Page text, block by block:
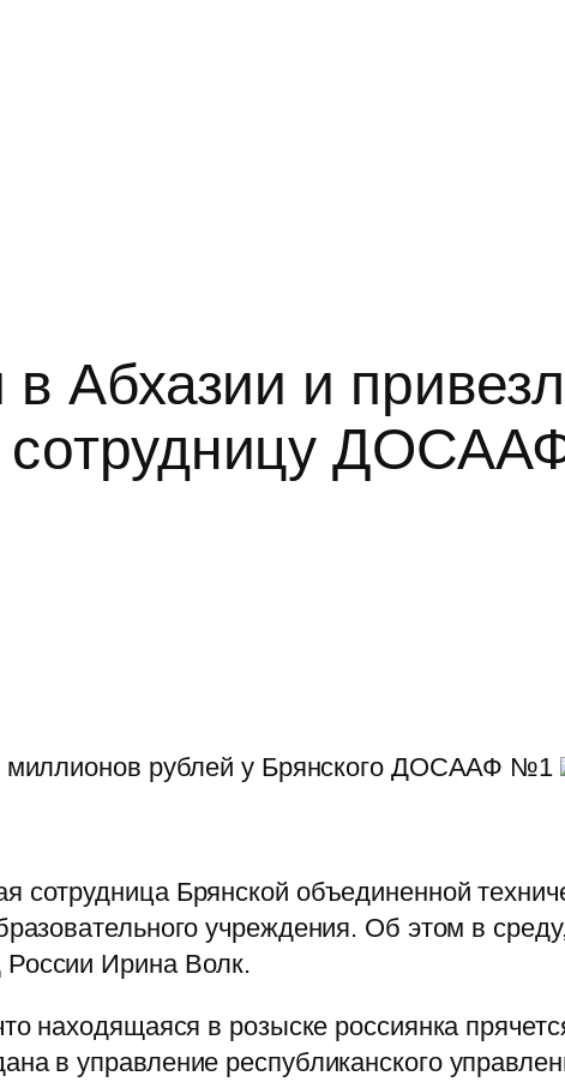
Абхазии и
миллионов рублей у Брянского ДОСААФ №1
сотрудница Брянской объединенной
учреждения. Об этом в
Ирина Волк.
находящаяся в розыске россиянка
в управление республиканского